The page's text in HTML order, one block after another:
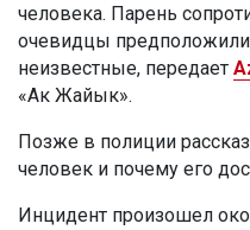
человека. Парень
очевидцы
неизвестные, передает
«Ак Жайык».
Позже в полиции
человек и почему его
Инцидент произошел